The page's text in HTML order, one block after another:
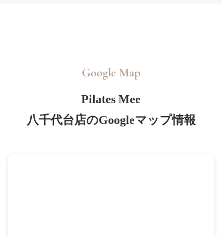
Google Map
Pilates Mee
八千代台店のGoogleマップ情報